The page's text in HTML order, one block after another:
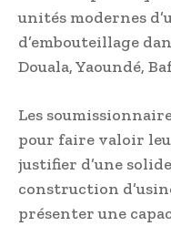
unités modernes
d’embouteillage
Douala, Yaoundé,
Les
pour faire valoir
justifier d’une
construction
présenter une